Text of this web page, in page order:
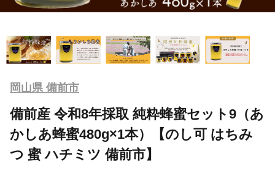
岡山県 備前市
備前産 令和8年採取 純粋蜂蜜セット9（あ
かしあ蜂蜜480g×1本）【のし可 はちみ
つ 蜜 ハチミツ 備前市】